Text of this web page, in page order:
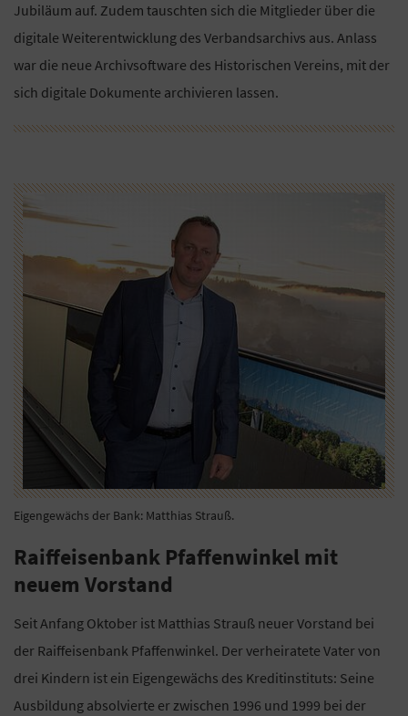
Jubiläum auf. Zudem tauschten sich die Mitglieder über die
digitale Weiterentwicklung des Verbandsarchivs aus. Anlass
war die neue Archivsoftware des Historischen Vereins, mit der
sich digitale Dokumente archivieren lassen.
Eigengewächs der Bank: Matthias Strauß.
Raiffeisenbank Pfaffenwinkel mit
neuem Vorstand
Seit Anfang Oktober ist Matthias Strauß neuer Vorstand bei
der Raiffeisenbank Pfaffenwinkel. Der verheiratete Vater von
drei Kindern ist ein Eigengewächs des Kreditinstituts: Seine
Ausbildung absolvierte er zwischen 1996 und 1999 bei der